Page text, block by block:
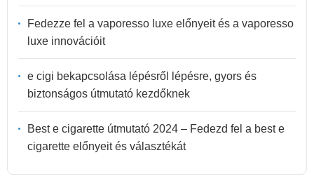
Fedezze fel a vaporesso luxe előnyeit és a vaporesso
luxe innovációit
e cigi bekapcsolása lépésről lépésre, gyors és
biztonságos útmutató kezdőknek
Best e cigarette útmutató 2024 – Fedezd fel a best e
cigarette előnyeit és választékát